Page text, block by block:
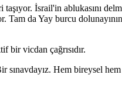
İsrail'in ablukasını
Tam da Yay burcu
bir vicdan çağrısıdır.
sınavdayız. Hem bireysel